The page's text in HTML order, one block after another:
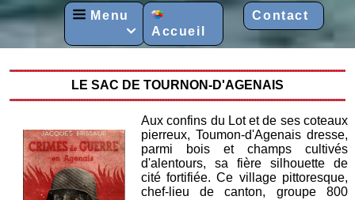
Menu
 Accueil
Contact
LE SAC DE TOURNON-D'AGENAIS
Aux confins du Lot et de ses coteaux
pierreux, Toumon-d'Agenais dresse,
parmi bois et champs cultivés
d'alentours, sa fière silhouette de
cité fortifiée. Ce village pittoresque,
chef-lieu de canton, groupe 800